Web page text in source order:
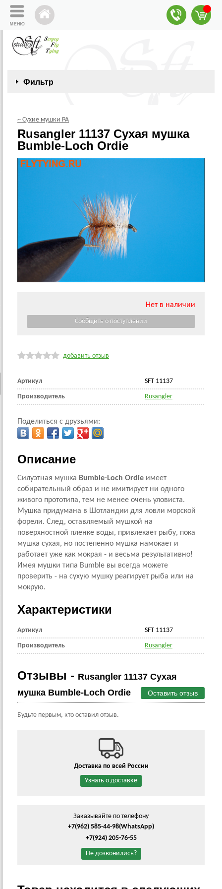
Фильтр
~ Сухие мушки РА
Rusangler 11137 Сухая мушка
Bumble-Loch Ordie
Нет в наличии
добавить отзыв
Артикул SFT 11137
Производитель Rusangler
Поделиться с друзьями:
Описание
Силуэтная мушка Bumble-Loch Ordie имеет
собирательный образ и не имитирует ни одного
живого прототипа, тем не менее очень уловиста.
Мушка придумана в Шотландии для ловли морской
форели. След, оставляемый мушкой на
поверхностной пленке воды, привлекает рыбу, пока
мушка сухая, но постепенно мушка намокает и
работает уже как мокрая - и весьма результативно!
Имея мушки типа Bumble вы всегда можете
проверить - на сухую мушку реагирует рыба или на
мокрую.
Характеристики
Артикул SFT 11137
Производитель Rusangler
Отзывы - Rusangler 11137 Сухая
мушка Bumble-Loch Ordie
Оставить отзыв
Будьте первым, кто оставил отзыв.
Доставка по всей России
Узнать о доставке
Заказывайте по телефону
+7(962) 585-44-98(WhatsApp)
+7(924) 205-76-55
Не дозвонились?